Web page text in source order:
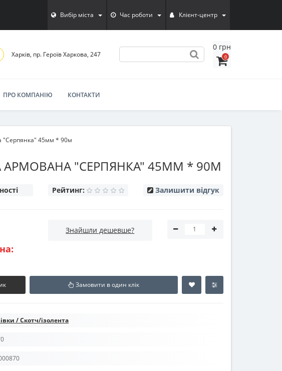
Вибір міста Час роботи Клієнт-центр
Харків, пр. Героїв Харкова, 247
0 грн
0
ПРО КОМПАНІЮ КОНТАКТИ
"Серпянка" 45мм * 90м
АРМОВАНА "СЕРПЯНКА" 45ММ * 90М
Рейтинг: Залишити відгук
Знайшли дешевше?
Замовити в один клік
/ Скотч/ізолента